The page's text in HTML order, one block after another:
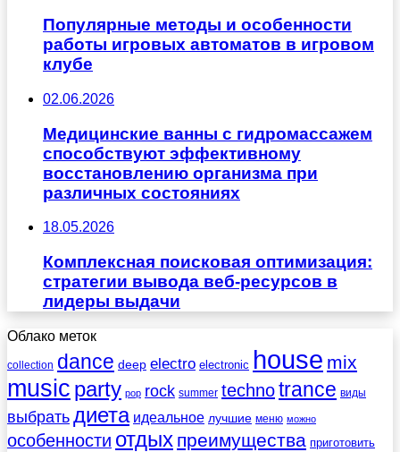
Популярные методы и особенности
работы игровых автоматов в игровом
клубе
02.06.2026
Медицинские ванны с гидромассажем
способствуют эффективному
восстановлению организма при
различных состояниях
18.05.2026
Комплексная поисковая оптимизация:
стратегии вывода веб-ресурсов в
лидеры выдачи
Облако меток
collection dance deep electro electronic house mix
music party pop rock summer technotrance виды
выбратьдиета идеальное лучшие меню можно
особенности отдых преимущества приготовить